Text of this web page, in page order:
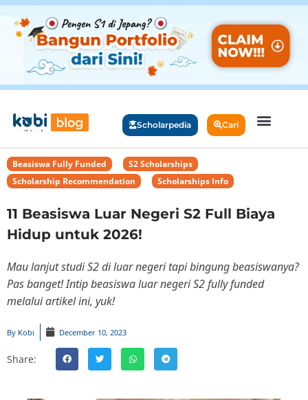
Scholarpedia Cari
Beasiswa Fully Funded S2 Scholarships
Scholarship Recommendation
Scholarships Info
11 Beasiswa Luar Negeri S2 Full Biaya
Hidup untuk 2026!
Mau lanjut studi S2 di luar negeri tapi bingung beasiswanya?
Pas banget! Intip beasiswa luar negeri S2 fully funded
melalui artikel ini, yuk!
By Kobi December 10, 2023
Share: